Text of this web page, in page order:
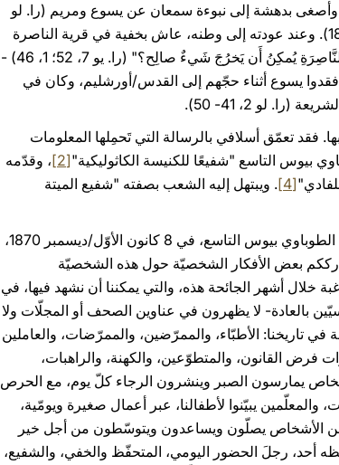
وأصغى بدهشة إلى نبوءة سمعان عن يسوع ومريم (را. لو
2، 22- 35). ولكي يحمي يسوعَ من هيرودس، مَكَث غريبًا في مصر (را. متى 2، 13- 18). وعند عودته إلى وطنه، عاش بخفية في قرية الناصرة
الصغيرة غير المعروفة في الجليل - التي قيل فيها، "لا يَقومُ مِنَ الجَليلِ نَبِيّ" و "أَمِنَ النَّاصِرَةِ يُمكِنُ أَن يَخرُجَ شَيءٌ صالِح؟" (را. يو ​​7، 52؛ 1، 46) -
يسوع أثناء حجّهم إلى القدس/أورشليم، وكان في
لو 2، 41- 50).
فقد تعمّق أسلافي بالرسالة التي تَحمِلها المعلومات
بيوس التاسع "شفيعًا للكنيسة الكاثوليكية"[2]
، وقدّمه
[4]
. ويبتهل إليه الشعب بصفته "شفيع الميتة
لذلك، وبمناسبة الذكرى الماءة والخمسين لإعلانه شفيعًا للكنيسة الكاثوليكية من قِبَلِ الطوباوي بيوس التاسع، في 8 كانون الأوّل/ديسمبر 1870،
"يتكلَّمُ اللِّسان مِن فَيضِ القَلْبِ" (را. متى 12، 34)، لكي أشارككم بعض الأفكار الشخصيّة حول هذه الشخصيّة
خلال أشهر الجائحة هذه، والتي يمكننا أن نشهد فيها، في
بالعادة- لا يظهرون في عناوين الصحف أو المجلّات ولا
تاريخنا: الأطبّاء، والممرّضين، والممرّضات، والعاملين
فرض القانون، والمتطوّعين، والكهنة، والراهبات،
يمارسون الصبر وينشرون الرجاء كلّ يوم، مع الحرص
يبيّنوا لأطفالنا، عبر أعمال صغيرة ويومّية،
من الأشخاص يصلّون ويساعدون ويتوسّطون من أجل خير
أحد، رجلَ الحضور اليومي، المتحفّظ والخفي، والشفيع،